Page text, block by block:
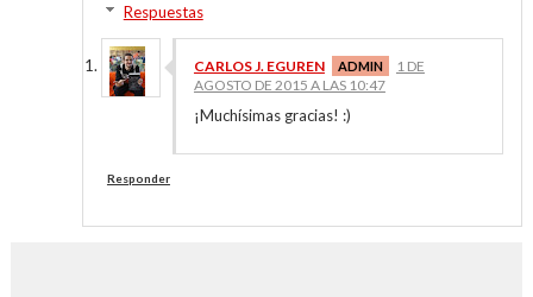
Respuestas
CARLOS J. EGUREN
1 DE
AGOSTO DE 2015 A LAS 10:47
¡Muchísimas gracias! :)
Responder